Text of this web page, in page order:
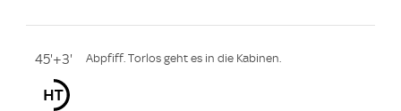
45'+3' Abpfiff. Torlos geht es in die Kabinen.